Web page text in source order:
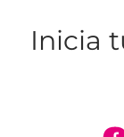
Inicia